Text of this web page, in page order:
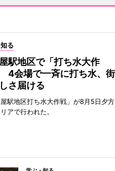
る
駅地区で「打ち水大作
4会場で一斉に打ち水、街
さ届ける
屋駅地区打ち水大作戦」が8月5日夕方
アで行われた。